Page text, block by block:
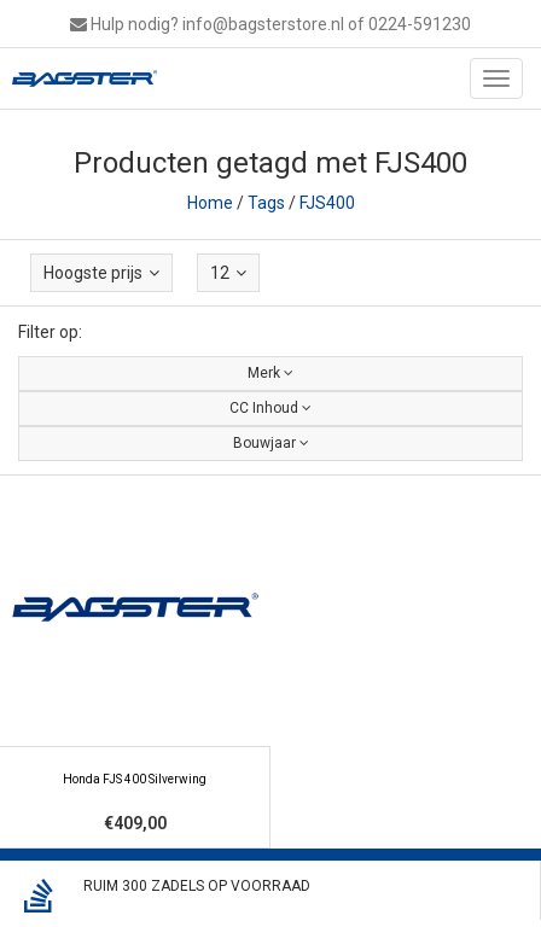
Hulp nodig? info@bagsterstore.nl of 0224-591230
Producten getagd met FJS400
Home /Tags /FJS400
Hoogste prijs 12
Filter op:
Merk
CC Inhoud
Bouwjaar
Honda FJS 400 Silverwing
€409,00
RUIM 300 ZADELS OP VOORRAAD